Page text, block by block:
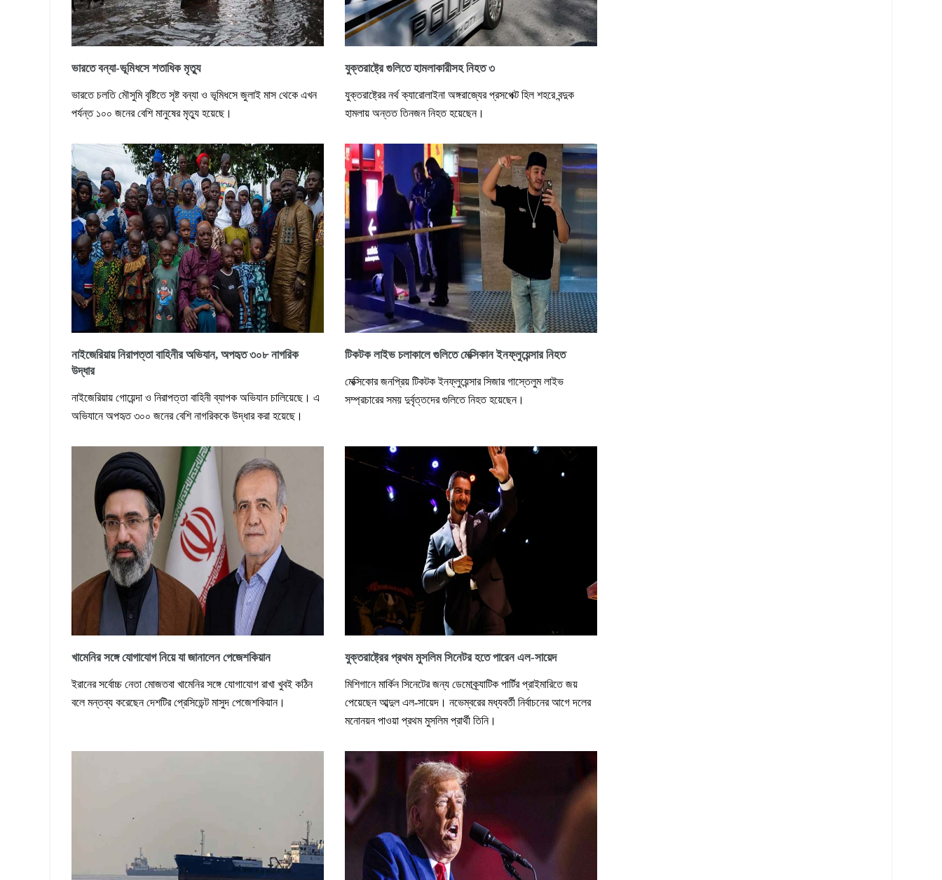
ভারতে বন্যা-ভূমিধসে শতাধিক মৃত্যু
ভারতে চলতি মৌসুমি বৃষ্টিতে সৃষ্ট বন্যা ও ভূমিধসে জুলাই মাস থেকে এখন
পর্যন্ত ১০০ জনের বেশি মানুষের মৃত্যু হয়েছে।
যুক্তরাষ্ট্রে গুলিতে হামলাকারীসহ নিহত ৩
যুক্তরাষ্ট্রের নর্থ ক্যারোলাইনা অঙ্গরাজ্যের প্রসপেক্ট হিল শহরে বন্দুক
হামলায় অন্তত তিনজন নিহত হয়েছেন।
নাইজেরিয়ায় নিরাপত্তা বাহিনীর অভিযান, অপহৃত ৩০৮ নাগরিক
উদ্ধার
নাইজেরিয়ায় গোয়েন্দা ও নিরাপত্তা বাহিনী ব্যাপক অভিযান চালিয়েছে। এ
অভিযানে অপহৃত ৩০০ জনের বেশি নাগরিককে উদ্ধার করা হয়েছে।
টিকটক লাইভ চলাকালে গুলিতে মেক্সিকান ইনফ্লুয়েন্সার নিহত
মেক্সিকোর জনপ্রিয় টিকটক ইনফ্লুয়েন্সার সিজার গাস্তেলুম লাইভ
সম্প্রচারের সময় দুর্বৃত্তদের গুলিতে নিহত হয়েছেন।
খামেনির সঙ্গে যোগাযোগ নিয়ে যা জানালেন পেজেশকিয়ান
ইরানের সর্বোচ্চ নেতা মোজতবা খামেনির সঙ্গে যোগাযোগ রাখা খুবই কঠিন
বলে মন্তব্য করেছেন দেশটির প্রেসিডেন্ট মাসুদ পেজেশকিয়ান।
যুক্তরাষ্ট্রের প্রথম মুসলিম সিনেটর হতে পারেন এল-সায়েদ
মিশিগানে মার্কিন সিনেটের জন্য ডেমোক্র্যাটিক পার্টির প্রাইমারিতে জয়
পেয়েছেন আব্দুল এল-সায়েদ। নভেম্বরের মধ্যবর্তী নির্বাচনের আগে দলের
মনোনয়ন পাওয়া প্রথম মুসলিম প্রার্থী তিনি।